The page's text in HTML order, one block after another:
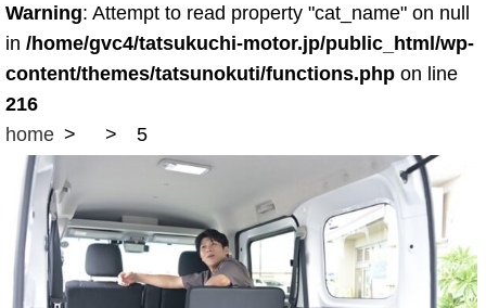
Warning: Attempt to read property "cat_name" on null
in /home/gvc4/tatsukuchi-motor.jp/public_html/wp-
content/themes/tatsunokuti/functions.php on line
216
home
5